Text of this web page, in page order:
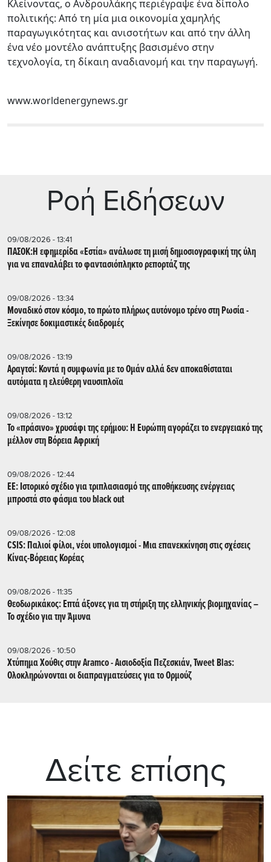
Κλείνοντας, ο Ανδρουλάκης περιέγραψε ένα δίπολο
πολιτικής: Από τη μία μια οικονομία χαμηλής
παραγωγικότητας και ανισοτήτων και από την άλλη
ένα νέο μοντέλο ανάπτυξης βασισμένο στην
τεχνολογία, τη δίκαιη αναδιανομή και την παραγωγή.
www.worldenergynews.gr
Ρoή Ειδήσεων
09/08/2026 - 13:41
ΠΑΣΟΚ:Η εφημερίδα «Εστία» ανάλωσε τη μισή δημοσιογραφική της ύλη
για να επαναλάβει το φαντασιόπληκτο ρεπορτάζ της
09/08/2026 - 13:34
Μοναδικό στον κόσμο, το πρώτο πλήρως αυτόνομο τρένο στη Ρωσία -
Ξεκίνησε δοκιμαστικές διαδρομές
09/08/2026 - 13:19
Αραγτσί: Κοντά η συμφωνία με το Ομάν αλλά δεν αποκαθίσταται
αυτόματα η ελεύθερη ναυσιπλοϊα
09/08/2026 - 13:12
Το «πράσινο» χρυσάφι της ερήμου: Η Ευρώπη αγοράζει το ενεργειακό της
μέλλον στη Βόρεια Αφρική
09/08/2026 - 12:44
ΕΕ: Iστορικό σχέδιο για τριπλασιασμό της αποθήκευσης ενέργειας
μπροστά στο φάσμα του black out
09/08/2026 - 12:08
CSIS: Παλιοί φίλοι, νέοι υπολογισμοί - Μια επανεκκίνηση στις σχέσεις
Κίνας-Βόρειας Κορέας
09/08/2026 - 11:35
Θεοδωρικάκος: Επτά άξονες για τη στήριξη της ελληνικής βιομηχανίας –
Το σχέδιο για την Άμυνα
09/08/2026 - 10:50
Χτύπημα Χούθις στην Aramco - Aισιοδοξία Πεζεσκιάν, Tweet Blas:
Ολοκληρώνονται οι διαπραγματεύσεις για το Ορμούζ
Δείτε επίσης